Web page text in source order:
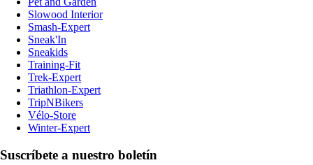
Slowood Interior
Smash-Expert
Sneak'In
Sneakids
Training-Fit
Trek-Expert
Triathlon-Expert
TripNBikers
Vélo-Store
Winter-Expert
Suscríbete a nuestro boletín